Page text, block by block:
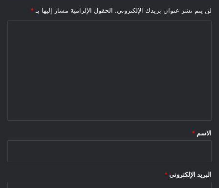
لن يتم نشر عنوان بريدك الإلكتروني. الحقول الإلزامية مشار إليها بـ *
*
الاسم *
البريد الإلكتروني *